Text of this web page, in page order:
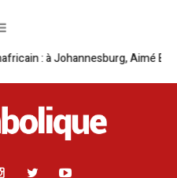
Boji Sangara multiplie les